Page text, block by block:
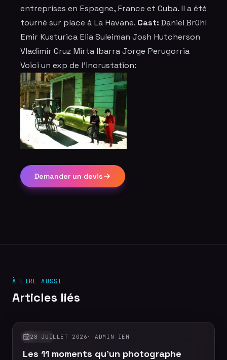
entreprises en Espagne, France et Cuba. Il a été
tourné sur place à La Havane. Cast: Daniel Brühl
Emir Kusturica Elia Suleiman Josh Hutcherson
Vladimir Cruz Mirta Ibarra Jorge Perugorria
Voici un exp de l'incrustation:
Demander un devis
À LIRE AUSSI
Articles liés
GUIDES
28 JUILLET 2026 · ADMIN IEM
Les 11 moments qu'un photographe